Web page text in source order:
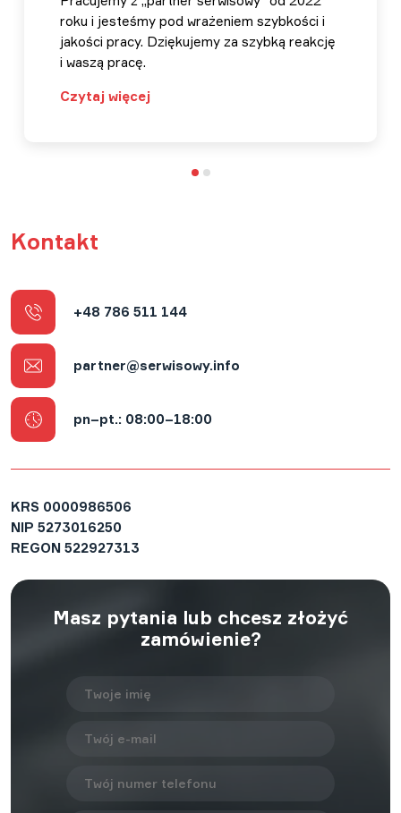
roku i jesteśmy pod wrażeniem szybkości i
jakości pracy. Dziękujemy za szybką reakcję
i waszą pracę.
Czytaj więcej
Kontakt
+48 786 511 144
partner@serwisowy.info
pn–pt.: 08:00–18:00
KRS 0000986506
NIP 5273016250
REGON 522927313
Masz pytania lub chcesz złożyć
zamówienie?